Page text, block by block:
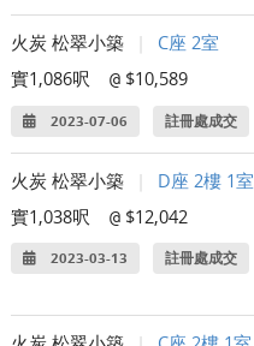
火炭 松翠小築
C座 2室
實1,086呎
@ $10,589
2023-07-06 註冊處成交
火炭 松翠小築
D座 2樓 1室
實1,038呎
@ $12,042
2023-03-13 註冊處成交